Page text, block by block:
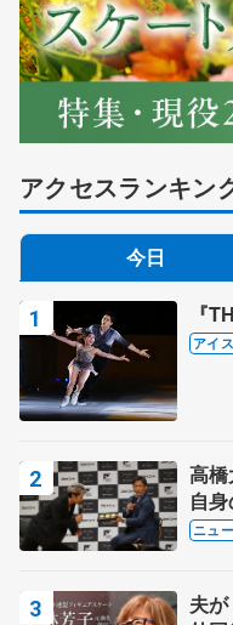
アクセスランキン
今日
『
アイ
高
自
ス
ニュ
夫